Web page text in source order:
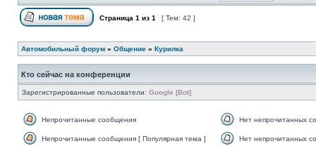
Страница 1 из 1 [ Тем: 42 ]
Автомобильный форум » Общение » Курилка
Кто сейчас на конференции
Зарегистрированные пользователи: Google [Bot]
Непрочитанные сообщения Нет непрочитанных
Непрочитанные сообщения [ Популярная тема ] Нет непрочитанных